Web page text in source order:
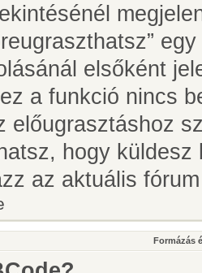
elsőként
a funkció nincs
előugrasztáshoz
hogy
az aktuális
Formázás